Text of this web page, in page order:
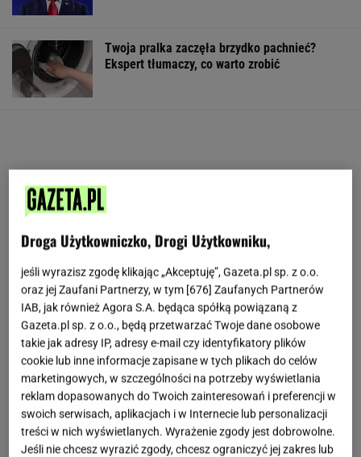
Twoja pralka zaczęła brzydko pachnieć?
Ekspert tłumaczy, co warto zrobić
Damięcka dosadnie komentuje upały w
Polsce. "Zasłużyliście"
Droga Użytkowniczko, Drogi Użytkowniku,
jeśli wyrazisz zgodę klikając „Akceptuję”, Gazeta.pl sp. z o.o.
oraz jej Zaufani Partnerzy, w tym [676] Zaufanych Partnerów
IAB, jak również Agora S.A. będąca spółką powiązaną z
Gazeta.pl sp. z o.o., będą przetwarzać Twoje dane osobowe
takie jak adresy IP, adresy e-mail czy identyfikatory plików
cookie lub inne informacje zapisane w tych plikach do celów
marketingowych, w szczególności na potrzeby wyświetlania
reklam dopasowanych do Twoich zainteresowań i preferencji w
swoich serwisach, aplikacjach i w Internecie lub personalizacji
treści w nich wyświetlanych. Wyrażenie zgody jest dobrowolne.
Jeśli nie chcesz wyrazić zgody, chcesz ograniczyć jej zakres lub